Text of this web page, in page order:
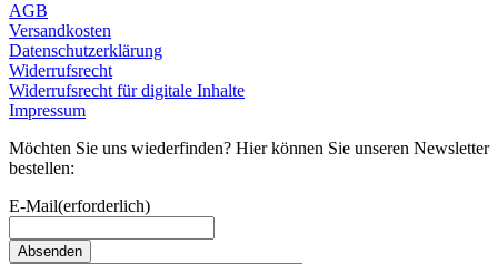
AGB
Versandkosten
Datenschutzerklärung
Widerrufsrecht
Widerrufsrecht für digitale Inhalte
Impressum
Möchten Sie uns wiederfinden? Hier können Sie unseren Newsletter
bestellen:
E-Mail(erforderlich)